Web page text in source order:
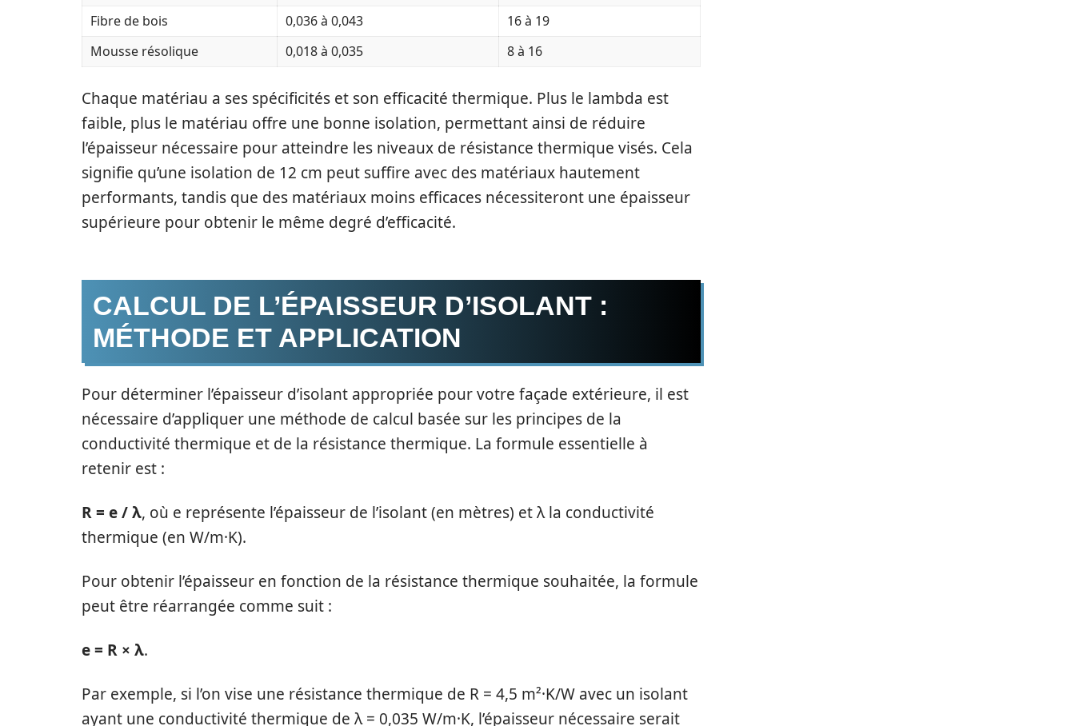
Fibre de bois
0,036 à 0,043
16 à 19
Mousse résolique
0,018 à 0,035 8 à 16
Chaque matériau a ses spécificités et son efficacité thermique. Plus le lambda est
faible, plus le matériau offre une bonne isolation, permettant ainsi de réduire
l’épaisseur nécessaire pour atteindre les niveaux de résistance thermique visés. Cela
signifie qu’une isolation de 12 cm peut suffire avec des matériaux hautement
performants, tandis que des matériaux moins efficaces nécessiteront une épaisseur
supérieure pour obtenir le même degré d’efficacité.
CALCUL DE L’ÉPAISSEUR D’ISOLANT :
MÉTHODE ET APPLICATION
Pour déterminer l’épaisseur d’isolant appropriée pour votre façade extérieure, il est
nécessaire d’appliquer une méthode de calcul basée sur les principes de la
conductivité thermique et de la résistance thermique. La formule essentielle à
retenir est :
R = e / λ, où e représente l’épaisseur de l’isolant (en mètres) et λ la conductivité
thermique (en W/m·K).
Pour obtenir l’épaisseur en fonction de la résistance thermique souhaitée, la formule
peut être réarrangée comme suit :
e = R × λ.
Par exemple, si l’on vise une résistance thermique de R = 4,5 m²·K/W avec un isolant
ayant une conductivité thermique de λ = 0,035 W/m·K, l’épaisseur nécessaire serait